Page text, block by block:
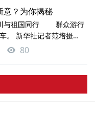
象；解放碑、洪崖洞、湖
重庆独特的历史底蕴；轻
显示屏不断变换的场景，
幻的都市气息
意？为你揭秘
同行 群众游行
。 新华社记者范培摄
四川日报记者肖雨杨摄
号的小伙。四川日报记
四川日报记者肖雨杨摄
开发设施造型。四川日
80